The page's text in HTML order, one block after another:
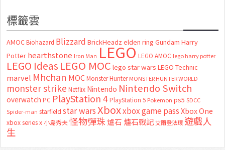
標籤雲
AMOC Biohazard Blizzard BrickHeadz elden ring Gundam Harry
Potter hearthstone Iron Man LEGO LEGO AMOC lego harry potter
LEGO Ideas LEGO MOC lego star wars LEGO Technic
marvel Mhchan MOC Monster Hunter MONSTER HUNTER WORLD
monster strike Netflix Nintendo Nintendo Switch
overwatch PC PlayStation 4 PlayStation 5 Pokemon ps5 SDCC
Spider-man starfield star wars Xboxxbox game passXbox One
xbox series x 小島秀夫怪物彈珠 爐石 爐石戰記艾爾登法環 遊戲人
生